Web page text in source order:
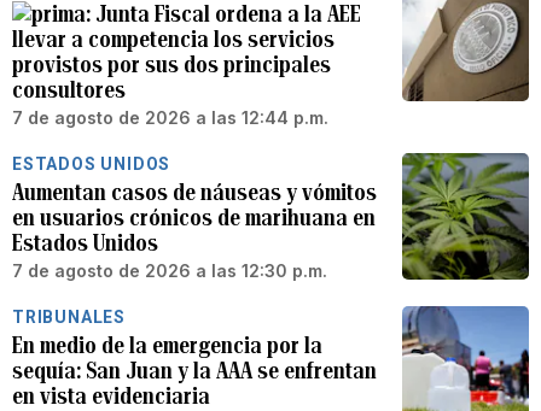
Junta Fiscal ordena a la AEE
llevar a competencia los servicios
provistos por sus dos principales
consultores
7 de agosto de 2026 a las 12:44 p.m.
ESTADOS UNIDOS
Aumentan casos de náuseas y vómitos
en usuarios crónicos de marihuana en
Estados Unidos
7 de agosto de 2026 a las 12:30 p.m.
TRIBUNALES
En medio de la emergencia por la
sequía: San Juan y la AAA se enfrentan
en vista evidenciaria